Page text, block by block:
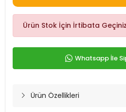
Ürün Stok İçin İrtibata Geçiniz
Whatsapp İle
Ürün Özellikleri